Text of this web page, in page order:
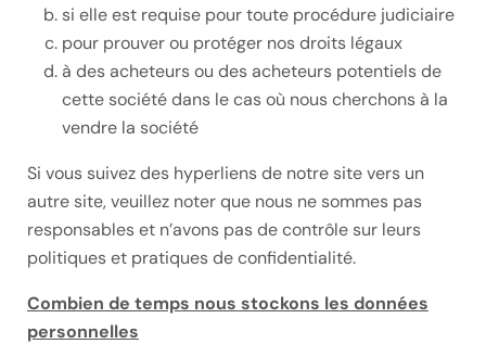
si elle est requise pour toute procédure judiciaire
pour prouver ou protéger nos droits légaux
à des acheteurs ou des acheteurs potentiels de
cette société dans le cas où nous cherchons à la
vendre la société
Si vous suivez des hyperliens de notre site vers un
autre site, veuillez noter que nous ne sommes pas
responsables et n’avons pas de contrôle sur leurs
politiques et pratiques de confidentialité.
Combien de temps nous stockons les données
personnelles